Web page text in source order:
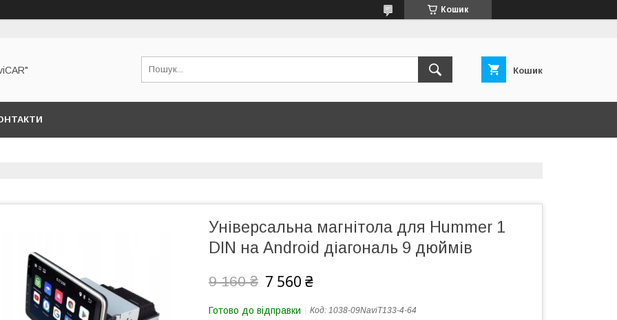
Кошик
Кошик
Універсальна магнітола для Hummer 1
DIN на Android діагональ 9 дюймів
9 160 ₴ 7 560 ₴
Готово до відправки Код: 1038-09NaviT133-4-64